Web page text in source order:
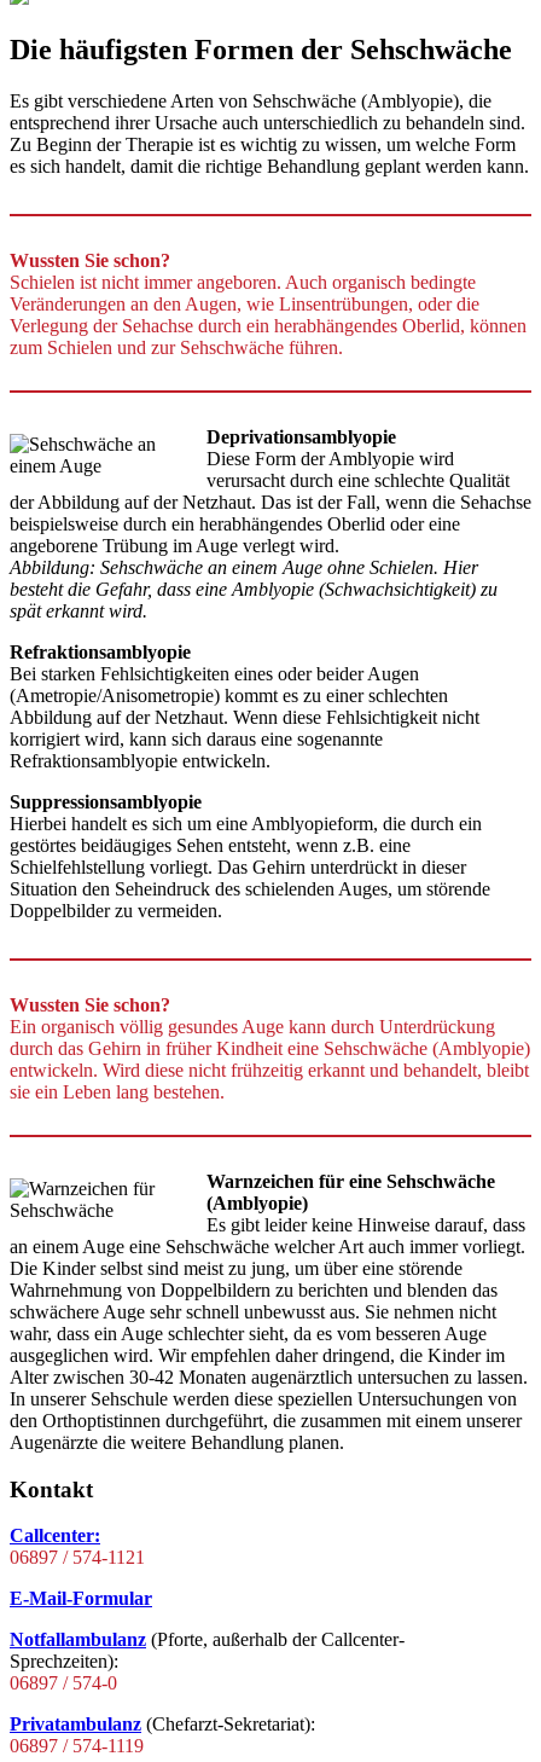
Die häufigsten Formen der Sehschwäche
Es gibt verschiedene Arten von Sehschwäche (Amblyopie), die
entsprechend ihrer Ursache auch unterschiedlich zu behandeln sind.
Zu Beginn der Therapie ist es wichtig zu wissen, um welche Form
es sich handelt, damit die richtige Behandlung geplant werden kann.
Wussten Sie schon?
Schielen ist nicht immer angeboren. Auch organisch bedingte
Veränderungen an den Augen, wie Linsentrübungen, oder die
Verlegung der Sehachse durch ein herabhängendes Oberlid, können
zum Schielen und zur Sehschwäche führen.
Deprivationsamblyopie
Diese Form der Amblyopie wird
verursacht durch eine schlechte Qualität
der Abbildung auf der Netzhaut. Das ist der Fall, wenn die Sehachse
beispielsweise durch ein herabhängendes Oberlid oder eine
angeborene Trübung im Auge verlegt wird.
Abbildung: Sehschwäche an einem Auge ohne Schielen. Hier
besteht die Gefahr, dass eine Amblyopie (Schwachsichtigkeit) zu
spät erkannt wird.
Refraktionsamblyopie
Bei starken Fehlsichtigkeiten eines oder beider Augen
(Ametropie/Anisometropie) kommt es zu einer schlechten
Abbildung auf der Netzhaut. Wenn diese Fehlsichtigkeit nicht
korrigiert wird, kann sich daraus eine sogenannte
Refraktionsamblyopie entwickeln.
Suppressionsamblyopie
Hierbei handelt es sich um eine Amblyopieform, die durch ein
gestörtes beidäugiges Sehen entsteht, wenn z.B. eine
Schielfehlstellung vorliegt. Das Gehirn unterdrückt in dieser
Situation den Seheindruck des schielenden Auges, um störende
Doppelbilder zu vermeiden.
Wussten Sie schon?
Ein organisch völlig gesundes Auge kann durch Unterdrückung
durch das Gehirn in früher Kindheit eine Sehschwäche (Amblyopie)
entwickeln. Wird diese nicht frühzeitig erkannt und behandelt, bleibt
sie ein Leben lang bestehen.
Warnzeichen für eine Sehschwäche
(Amblyopie)
Es gibt leider keine Hinweise darauf, dass
an einem Auge eine Sehschwäche welcher Art auch immer vorliegt.
Die Kinder selbst sind meist zu jung, um über eine störende
Wahrnehmung von Doppelbildern zu berichten und blenden das
schwächere Auge sehr schnell unbewusst aus. Sie nehmen nicht
wahr, dass ein Auge schlechter sieht, da es vom besseren Auge
ausgeglichen wird. Wir empfehlen daher dringend, die Kinder im
Alter zwischen 30-42 Monaten augenärztlich untersuchen zu lassen.
In unserer Sehschule werden diese speziellen Untersuchungen von
den Orthoptistinnen durchgeführt, die zusammen mit einem unserer
Augenärzte die weitere Behandlung planen.
Kontakt
Callcenter:
06897 / 574-1121
E-Mail-Formular
Notfallambulanz (Pforte, außerhalb der Callcenter-
Sprechzeiten):
06897 / 574-0
Privatambulanz (Chefarzt-Sekretariat):
06897 / 574-1119